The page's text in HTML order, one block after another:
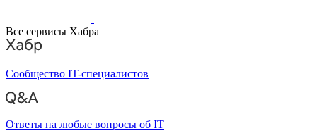
Все сервисы Хабра
Сообщество IT-специалистов
Ответы на любые вопросы об IT